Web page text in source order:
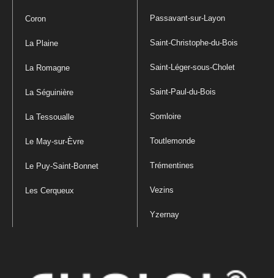
Coron
La Plaine
La Romagne
La Séguinière
La Tessoualle
Le May-sur-Èvre
Le Puy-Saint-Bonnet
Les Cerqueux
Passavant-sur-Layon
Saint-Christophe-du-Bois
Saint-Léger-sous-Cholet
Saint-Paul-du-Bois
Somloire
Toutlemonde
Trémentines
Vezins
Yzernay